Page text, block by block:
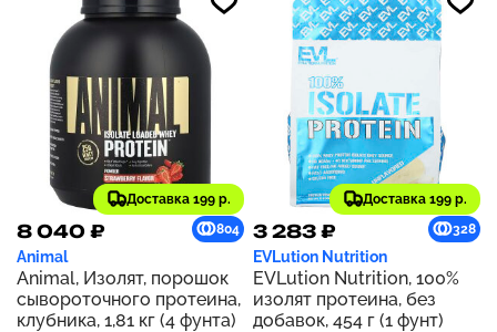
Доставка 199 р.
8 040 ₽ 804
Animal
Animal, Изолят, порошок
сывороточного протеина,
клубника, 1,81 кг (4 фунта)
Доставка 199 р.
3 283 ₽ 328
EVLution Nutrition
EVLution Nutrition, 100%
изолят протеина, без
добавок, 454 г (1 фунт)